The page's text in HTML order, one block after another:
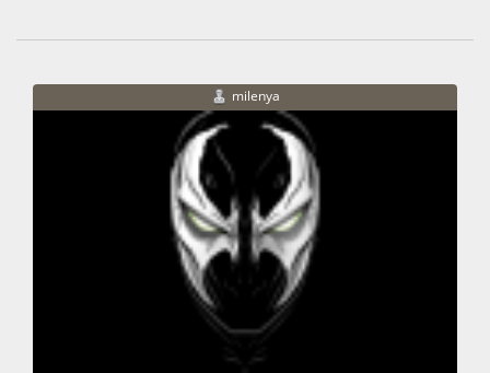
milenya